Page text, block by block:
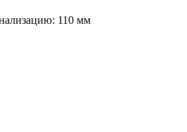
110 мм